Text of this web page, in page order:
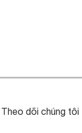
Theo dõi chúng tôi